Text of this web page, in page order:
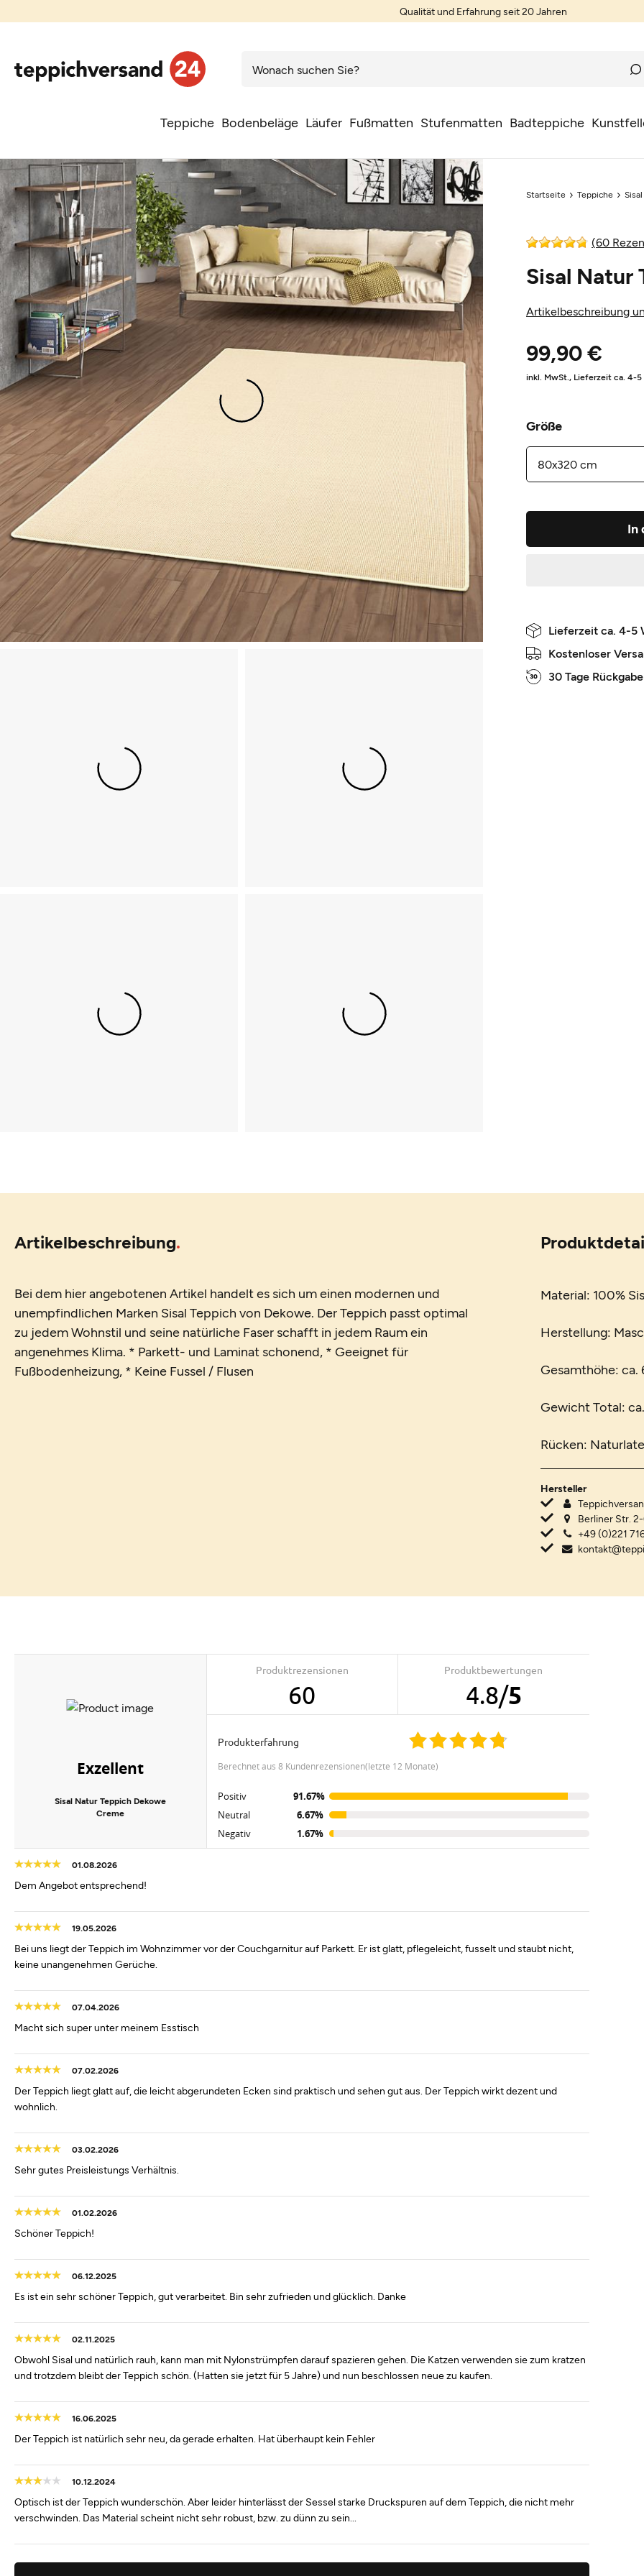
Qualität und Erfahrung seit 20 Jahren
Teppiche Bodenbeläge Läufer Fußmatten Stufenmatten Badteppiche
Startseite Teppiche
(60
Sisal Natur
Artikelbeschreibung
99,90 €
inkl. MwSt., Lieferzeit ca. 4-5
Größe
In
Lieferzeit ca. 4-5
Kostenloser
30 Tage
Artikelbeschreibung
Bei dem hier angebotenen Artikel handelt es sich um einen modernen und
unempfindlichen Marken Sisal Teppich von Dekowe. Der Teppich passt optimal
zu jedem Wohnstil und seine natürliche Faser schafft in jedem Raum ein
angenehmes Klima. * Parkett- und Laminat schonend, * Geeignet für
Fußbodenheizung, * Keine Fussel / Flusen
Material: 100%
Herstellung:
Gesamthöhe: ca.
Gewicht Total:
Rücken:
Hersteller
Berliner Str.
+49 (0)221
Exzellent
Sisal Natur Teppich Dekowe
Creme
Produktrezensionen
60
Produktbewertungen
4.8/5
Produkterfahrung
berechnet aus 8 Kundenrezensionen(letzte 12 Monate)
Positiv
91.67%
Neutral
6.67%
Negativ
1.67%
01.08.2026
Dem Angebot entsprechend!
19.05.2026
Bei uns liegt der Teppich im Wohnzimmer vor der Couchgarnitur auf Parkett. Er ist glatt, pflegeleicht, fusselt und staubt nicht,
keine unangenehmen Gerüche.
07.04.2026
Macht sich super unter meinem Esstisch
07.02.2026
Der Teppich liegt glatt auf, die leicht abgerundeten Ecken sind praktisch und sehen gut aus. Der Teppich wirkt dezent und
wohnlich.
03.02.2026
Sehr gutes Preisleistungs Verhältnis.
01.02.2026
Schöner Teppich!
06.12.2025
Es ist ein sehr schöner Teppich, gut verarbeitet. Bin sehr zufrieden und glücklich. Danke
02.11.2025
Obwohl Sisal und natürlich rauh, kann man mit Nylonstrümpfen darauf spazieren gehen. Die Katzen verwenden sie zum kratzen
und trotzdem bleibt der Teppich schön. (Hatten sie jetzt für 5 Jahre) und nun beschlossen neue zu kaufen.
16.06.2025
Der Teppich ist natürlich sehr neu, da gerade erhalten. Hat überhaupt kein Fehler
10.12.2024
Optisch ist der Teppich wunderschön. Aber leider hinterlässt der Sessel starke Druckspuren auf dem Teppich, die nicht mehr
verschwinden. Das Material scheint nicht sehr robust, bzw. zu dünn zu sein...